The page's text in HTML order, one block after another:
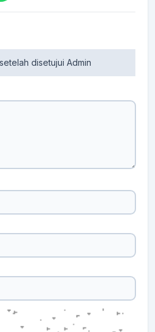
disetujui Admin